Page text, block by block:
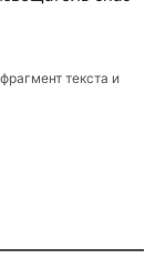
текста и